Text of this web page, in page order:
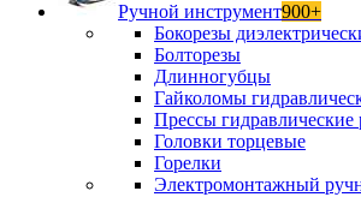
Ручной инструмент900+
Бокорезы
Болторезы
Длинногубцы
Гайколомы
Прессы гидравлические
Головки торцевые
Горелки
Электромонтажный